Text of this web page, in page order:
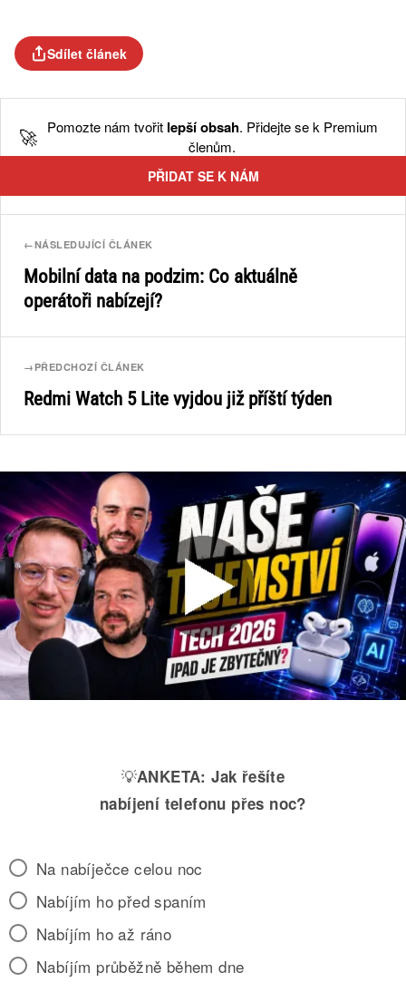
Sdílet článek
🚀 Pomozte nám tvořit lepší obsah. Přidejte se k Premium
členům.
PŘIDAT SE K NÁM
←NÁSLEDUJÍCÍ ČLÁNEK
Mobilní data na podzim: Co aktuálně
operátoři nabízejí?
→ PŘEDCHOZÍ ČLÁNEK
Redmi Watch 5 Lite vyjdou již příští týden
💡ANKETA: Jak řešíte
nabíjení telefonu přes noc?
Na nabíječce celou noc
Nabíjím ho před spaním
Nabíjím ho až ráno
Nabíjím průběžně během dne